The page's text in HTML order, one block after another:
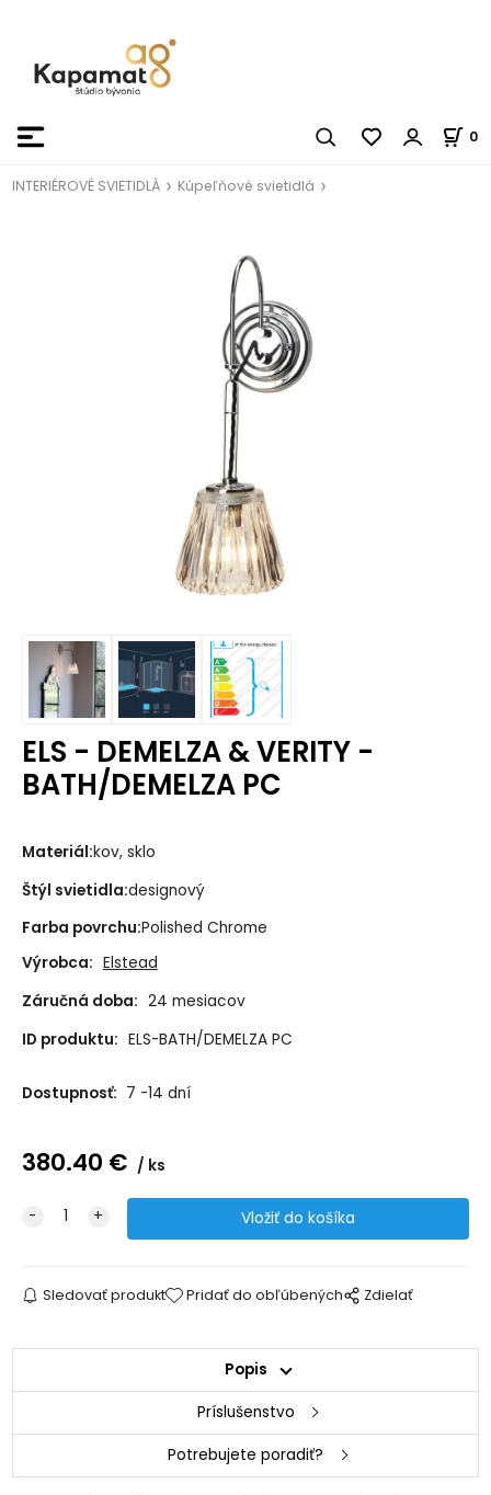
0
INTERIÉROVÉ SVIETIDLÁ Kúpeľňové svietidlá
ELS - DEMELZA & VERITY -
BATH/DEMELZA PC
Materiál:kov, sklo
Štýl svietidla:designový
Farba povrchu:Polished Chrome
Výrobca: Elstead
Záručná doba: 24 mesiacov
ID produktu: ELS-BATH/DEMELZA PC
Dostupnosť: 7 -14 dní
380.40 € ks
Sledovať produkt Pridať do obľúbených Zdielať
Popis
Príslušenstvo
Potrebujete poradiť?